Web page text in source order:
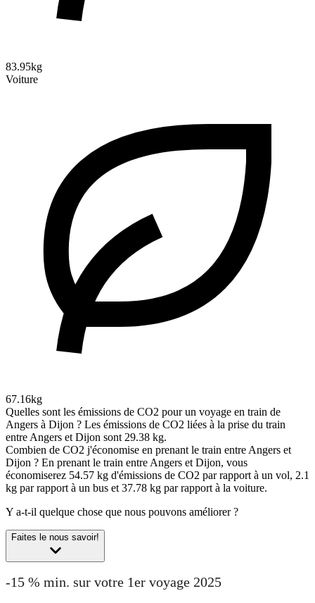
83.95kg
Voiture
67.16kg
Quelles sont les émissions de CO2 pour un voyage en train de
Angers à Dijon ? Les émissions de CO2 liées à la prise du train
entre Angers et Dijon sont 29.38 kg.
Combien de CO2 j'économise en prenant le train entre Angers et
Dijon ? En prenant le train entre Angers et Dijon, vous
économiserez 54.57 kg d'émissions de CO2 par rapport à un vol, 2.1
kg par rapport à un bus et 37.78 kg par rapport à la voiture.
Y a-t-il quelque chose que nous pouvons améliorer ?
Faites le nous savoir!
-15 % min. sur votre 1er voyage 2025